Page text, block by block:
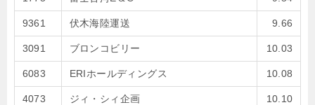
9361 伏木海陸運送 9.66
3091 ブロンコビリー 10.03
6083 ERIホールディングス 10.08
4073 ジィ・シィ企画 10.10